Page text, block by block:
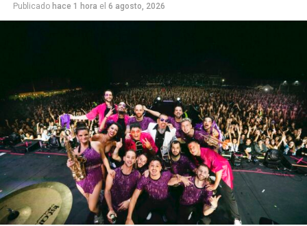
Publicado hace 1 hora el 6 agosto, 2026